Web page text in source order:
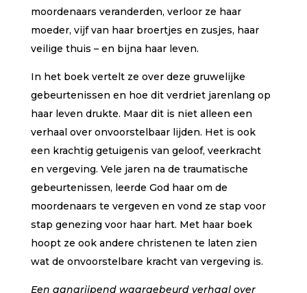
moordenaars veranderden, verloor ze haar
moeder, vijf van haar broertjes en zusjes, haar
veilige thuis – en bijna haar leven.
In het boek vertelt ze over deze gruwelijke
gebeurtenissen en hoe dit verdriet jarenlang op
haar leven drukte. Maar dit is niet alleen een
verhaal over onvoorstelbaar lijden. Het is ook
een krachtig getuigenis van geloof, veerkracht
en vergeving. Vele jaren na de traumatische
gebeurtenissen, leerde God haar om de
moordenaars te vergeven en vond ze stap voor
stap genezing voor haar hart. Met haar boek
hoopt ze ook andere christenen te laten zien
wat de onvoorstelbare kracht van vergeving is.
Een aangrijpend waargebeurd verhaal over